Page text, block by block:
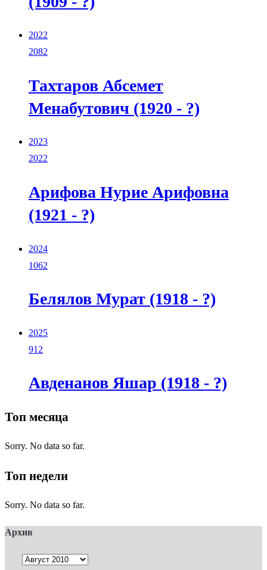
2022
2082
Тахтаров Абсемет
Менабутович (1920 - ?)
2023
2022
Арифова Нурие Арифовна
(1921 - ?)
2024
1062
Белялов Мурат (1918 - ?)
2025
912
Авденанов Яшар (1918 - ?)
Топ месяца
Sorry. No data so far.
Топ недели
Sorry. No data so far.
Архив